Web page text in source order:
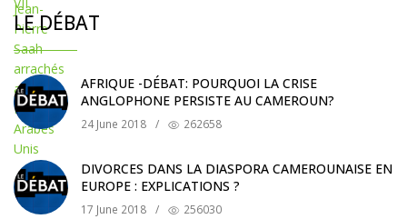
LE DÉBAT
AFRIQUE -DÉBAT: POURQUOI LA CRISE
ANGLOPHONE PERSISTE AU CAMEROUN?
24 June 2018 / 262658
DIVORCES DANS LA DIASPORA CAMEROUNAISE EN
EUROPE : EXPLICATIONS ?
17 June 2018 / 256030